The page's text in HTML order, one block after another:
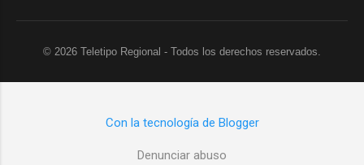
© 2026 Teletipo Regional - Todos los derechos reservados.
Con la tecnología de Blogger
Denunciar abuso